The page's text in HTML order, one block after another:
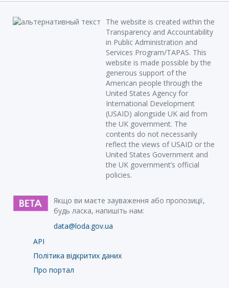
The website is created within the
Transparency and Accountability
in Public Administration and
Services Program/TAPAS. This
website is made possible by the
generous support of the
American people through the
United States Agency for
International Development
(USAID) alongside UK aid from
the UK government. The
contents do not necessarily
reflect the views of USAID or the
United States Government and
the UK government’s official
policies.
Якщо ви маєте зауваження або пропозиції,
будь ласка, напишіть нам:
data@loda.gov.ua
API
Політика відкритих даних
Про портал